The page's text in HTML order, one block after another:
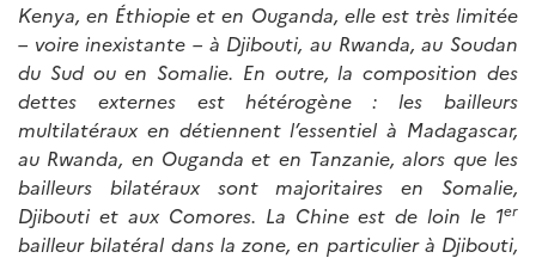
Kenya, en Éthiopie et en Ouganda, elle est très limitée
– voire inexistante – à Djibouti, au Rwanda, au Soudan
du Sud ou en Somalie. En outre, la composition des
dettes externes est hétérogène : les bailleurs
multilatéraux en détiennent l’essentiel à Madagascar,
au Rwanda, en Ouganda et en Tanzanie, alors que les
bailleurs bilatéraux sont majoritaires en Somalie,
Djibouti et aux Comores. La Chine est de loin le 1er
bailleur bilatéral dans la zone, en particulier à Djibouti,